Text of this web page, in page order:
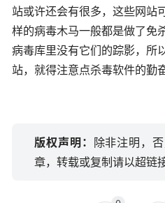
站或许还会有很多，这些网站
样的病毒木马一般都是做了免
病毒库里没有它们的踪影，所
站，就得注意点杀毒软件的勤
版权声明： 除非注明，
章，转载或复制请以超链